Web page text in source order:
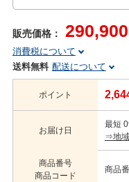
販売価格： 290,900
消費税について
送料無料 配送について
ポイント
お届け日
最短
⇒地域
商品番号
商品コード
商品